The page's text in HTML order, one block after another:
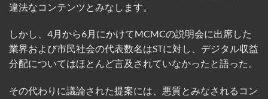
違法なコンテンツとみなします。
しかし、4月から6月にかけてMCMCの説明会に出席した
業界および市民社会の代表数名はSTに対し、デジタル収益
分配についてはほとんど言及されていなかったと語った。
その代わりに議論された提案には、悪質とみなされるコン